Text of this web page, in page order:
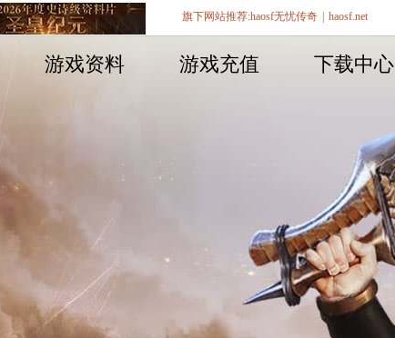
游戏资料 游戏充值 下载中心
旗下网站推荐:haosf无忧传奇 haosf.net